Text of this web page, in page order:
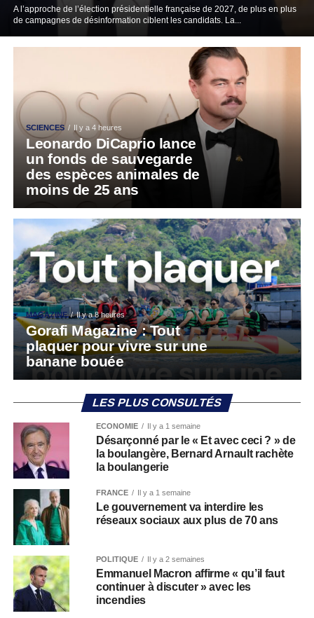
A l’approche de l’élection présidentielle française de 2027, de plus en plus
de campagnes de désinformation ciblent les candidats. La...
SCIENCES Il y a 4 heures
Leonardo DiCaprio lance
un fonds de sauvegarde
des espèces animales de
moins de 25 ans
MAGAZINE Il y a 8 heures
Gorafi Magazine : Tout
plaquer pour vivre sur une
banane bouée
LES PLUS CONSULTÉS
ECONOMIE Il y a 1 semaine
Désarçonné par le « Et avec ceci ? » de
la boulangère, Bernard Arnault rachète
la boulangerie
FRANCE Il y a 1 semaine
Le gouvernement va interdire les
réseaux sociaux aux plus de 70 ans
POLITIQUE Il y a 2 semaines
Emmanuel Macron affirme « qu’il faut
continuer à discuter » avec les
incendies